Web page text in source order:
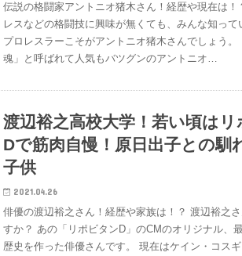
伝説の格闘家アントニオ猪木さん！経歴や現在は
レスなどの格闘技に興味が無くても、みんな知って
プロレスラーこそがアントニオ猪木さんでしょう。
魂」と呼ばれて人気もバツグンのアントニオ…
渡辺裕之高校大学！若い頃はリ
Dで筋肉自慢！原日出子との馴
子供
2021.04.26
俳優の渡辺裕之さん！経歴や家族は！？ 渡辺裕之
すか？ あの「リポビタンD」のCMのオリジナル、
歴史を作った俳優さんです。 現在はケイン・コス